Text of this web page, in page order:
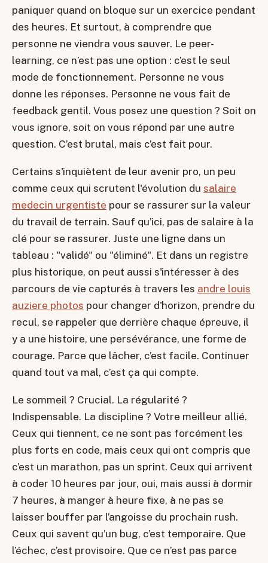
paniquer quand on bloque sur un exercice pendant
des heures. Et surtout, à comprendre que
personne ne viendra vous sauver. Le peer-
learning, ce n’est pas une option : c’est le seul
mode de fonctionnement. Personne ne vous
donne les réponses. Personne ne vous fait de
feedback gentil. Vous posez une question ? Soit on
vous ignore, soit on vous répond par une autre
question. C’est brutal, mais c’est fait pour.
Certains s'inquiètent de leur avenir pro, un peu
comme ceux qui scrutent l'évolution du salaire
medecin urgentiste pour se rassurer sur la valeur
du travail de terrain. Sauf qu’ici, pas de salaire à la
clé pour se rassurer. Juste une ligne dans un
tableau : "validé" ou "éliminé". Et dans un registre
plus historique, on peut aussi s'intéresser à des
parcours de vie capturés à travers les andre louis
auziere photos pour changer d'horizon, prendre du
recul, se rappeler que derrière chaque épreuve, il
y a une histoire, une persévérance, une forme de
courage. Parce que lâcher, c’est facile. Continuer
quand tout va mal, c’est ça qui compte.
Le sommeil ? Crucial. La régularité ?
Indispensable. La discipline ? Votre meilleur allié.
Ceux qui tiennent, ce ne sont pas forcément les
plus forts en code, mais ceux qui ont compris que
c’est un marathon, pas un sprint. Ceux qui arrivent
à coder 10 heures par jour, oui, mais aussi à dormir
7 heures, à manger à heure fixe, à ne pas se
laisser bouffer par l’angoisse du prochain rush.
Ceux qui savent qu’un bug, c’est temporaire. Que
l’échec, c’est provisoire. Que ce n’est pas parce